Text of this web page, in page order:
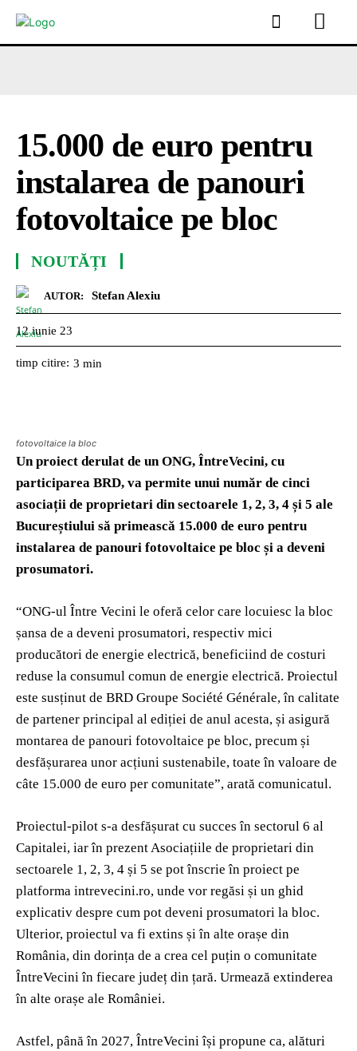
15.000 de euro pentru
instalarea de panouri
fotovoltaice pe bloc
NOUTĂȚI
AUTOR: Stefan Alexiu
12 iunie 23
timp citire: 3 min
fotovoltaice la bloc
Un proiect derulat de un ONG, ÎntreVecini, cu
participarea BRD, va permite unui număr de cinci
asociații de proprietari din sectoarele 1, 2, 3, 4 și 5 ale
Bucureștiului să primească 15.000 de euro pentru
instalarea de panouri fotovoltaice pe bloc și a deveni
prosumatori.
“ONG-ul Între Vecini le oferă celor care locuiesc la bloc
șansa de a deveni prosumatori, respectiv mici
producători de energie electrică, beneficiind de costuri
reduse la consumul comun de energie electrică. Proiectul
este susținut de BRD Groupe Société Générale, în calitate
de partener principal al ediției de anul acesta, și asigură
montarea de panouri fotovoltaice pe bloc, precum și
desfășurarea unor acțiuni sustenabile, toate în valoare de
câte 15.000 de euro per comunitate”, arată comunicatul.
Proiectul-pilot s-a desfășurat cu succes în sectorul 6 al
Capitalei, iar în prezent Asociațiile de proprietari din
sectoarele 1, 2, 3, 4 și 5 se pot înscrie în proiect pe
platforma intrevecini.ro, unde vor regăsi și un ghid
explicativ despre cum pot deveni prosumatori la bloc.
Ulterior, proiectul va fi extins și în alte orașe din
România, din dorința de a crea cel puțin o comunitate
ÎntreVecini în fiecare județ din țară. Urmează extinderea
în alte orașe ale României.
Astfel, până în 2027, ÎntreVecini își propune ca, alături